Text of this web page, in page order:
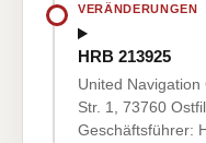
VERÄNDERUNGEN
HRB 213925
United
Str. 1, 73760
Geschäftsführer: